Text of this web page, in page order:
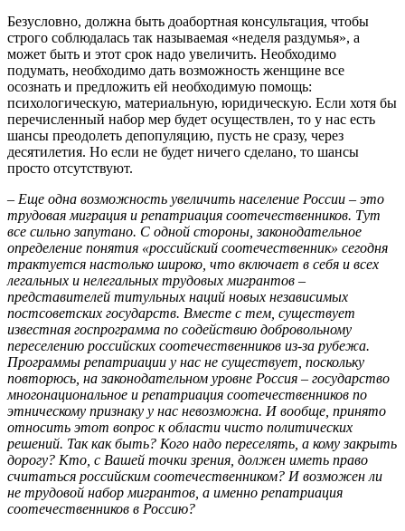
Безусловно, должна быть доабортная консультация, чтобы
строго соблюдалась так называемая «неделя раздумья», а
может быть и этот срок надо увеличить. Необходимо
подумать, необходимо дать возможность женщине все
осознать и предложить ей необходимую помощь:
психологическую, материальную, юридическую. Если хотя бы
перечисленный набор мер будет осуществлен, то у нас есть
шансы преодолеть депопуляцию, пусть не сразу, через
десятилетия. Но если не будет ничего сделано, то шансы
просто отсутствуют.
– Еще одна возможность увеличить население России – это
трудовая миграция и репатриация соотечественников. Тут
все сильно запутано. С одной стороны, законодательное
определение понятия «российский соотечественник» сегодня
трактуется настолько широко, что включает в себя и всех
легальных и нелегальных трудовых мигрантов –
представителей титульных наций новых независимых
постсоветских государств. Вместе с тем, существует
известная госпрограмма по содействию добровольному
переселению российских соотечественников из-за рубежа.
Программы репатриации у нас не существует, поскольку
повторюсь, на законодательном уровне Россия – государство
многонациональное и репатриация соотечественников по
этническому признаку у нас невозможна. И вообще, принято
относить этот вопрос к области чисто политических
решений. Так как быть? Кого надо переселять, а кому закрыть
дорогу? Кто, с Вашей точки зрения, должен иметь право
считаться российским соотечественником? И возможен ли
не трудовой набор мигрантов, а именно репатриация
соотечественников в Россию?